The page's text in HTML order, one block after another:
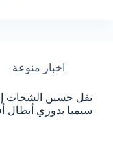
اخبار منوعة
نقل حسين الشحات
سيمبا بدوري أبطال